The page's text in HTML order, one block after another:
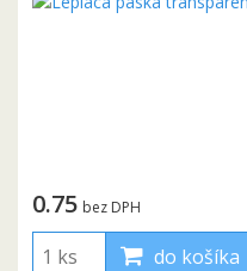
0.75 bez DPH
do košíka